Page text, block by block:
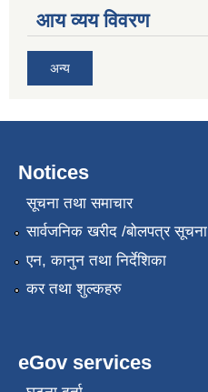
आय व्यय विवरण
अन्य
Notices
सूचना तथा समाचार
सार्वजनिक खरीद /बोलपत्र सूचना
एन, कानुन तथा निर्देशिका
कर तथा शुल्कहरु
eGov services